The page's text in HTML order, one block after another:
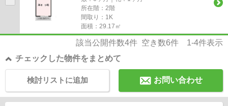
所在階：2階
間取り：1K
面積：29.17㎡
該当公開件数4件 空き数6件 1-4件表示
チェックした物件をまとめて
お問い合わせ
検討リストに追加